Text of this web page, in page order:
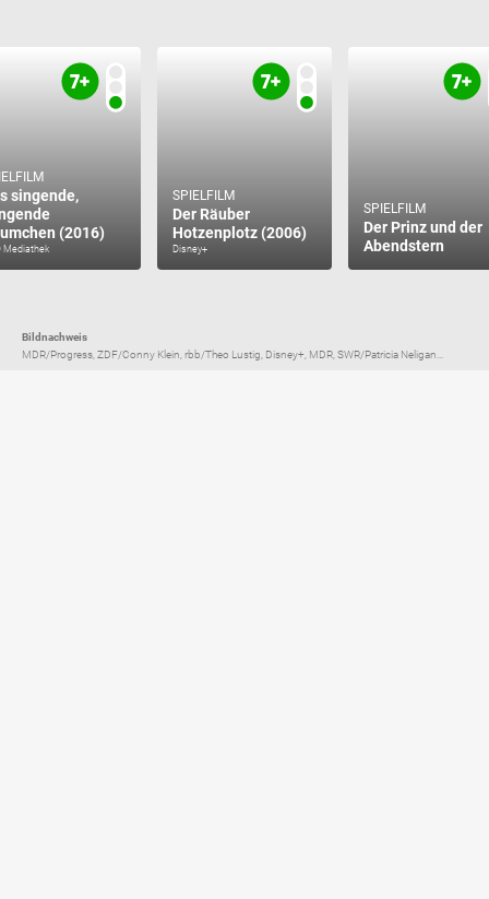
singende,
(2016)
Mediathek
SPIELFILM
Der Räuber
Hotzenplotz (2006)
Disney+
SPIELFILM
Der Prinz und der
Abendstern
Bildnachweis
MDR/Progress, ZDF/Conny Klein, rbb/Theo Lustig, Disney+, MDR, SWR/Patricia Neligan...